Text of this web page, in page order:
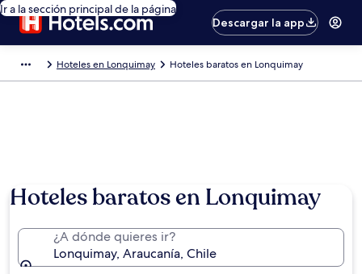
Ir a la sección principal de la página
Descargar la app
Hoteles en Lonquimay Hoteles baratos en Lonquimay
Hoteles baratos en Lonquimay
¿A dónde quieres ir?
Lonquimay, Araucanía, Chile